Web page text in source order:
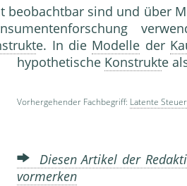
beobachtbar sind und über
e. In die Modelle der
hypothetische Konstrukte
Vorhergehender Fachbegriff: Latente
Diesen Artikel der
vormerken